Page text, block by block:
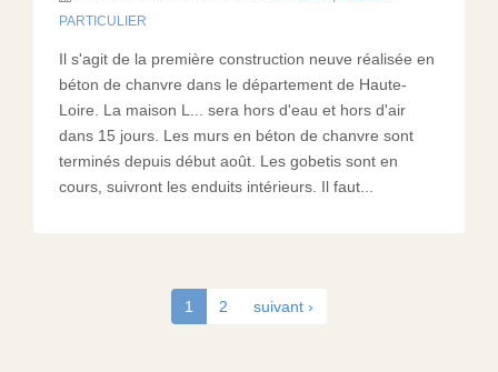
PARTICULIER
Il s'agit de la première construction neuve réalisée en
béton de chanvre dans le département de Haute-
Loire. La maison L... sera hors d'eau et hors d'air
dans 15 jours. Les murs en béton de chanvre sont
terminés depuis début août. Les gobetis sont en
cours, suivront les enduits intérieurs. Il faut...
1 2 suivant ›